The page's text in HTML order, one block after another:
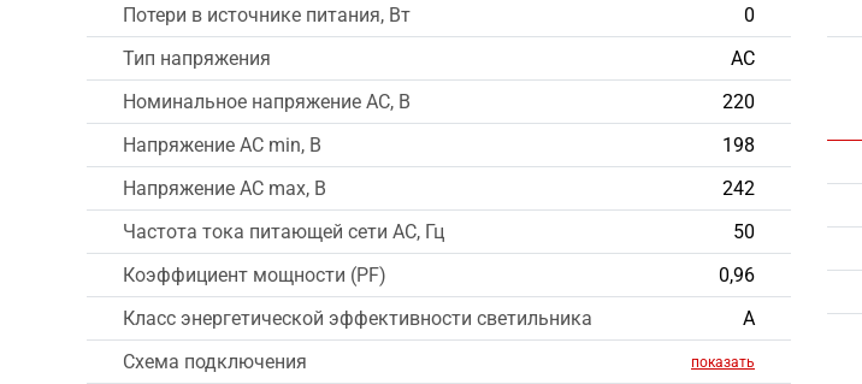
Потери в источнике питания, Вт
0
Тип напряжения
AC
Номинальное напряжение AC, В
220
Напряжение AC min, В
198
Напряжение AC max, В
242
Частота тока питающей сети AC, Гц
50
Коэффициент мощности (PF)
0,96
Класс энергетической эффективности светильника
А
Схема подключения
показать